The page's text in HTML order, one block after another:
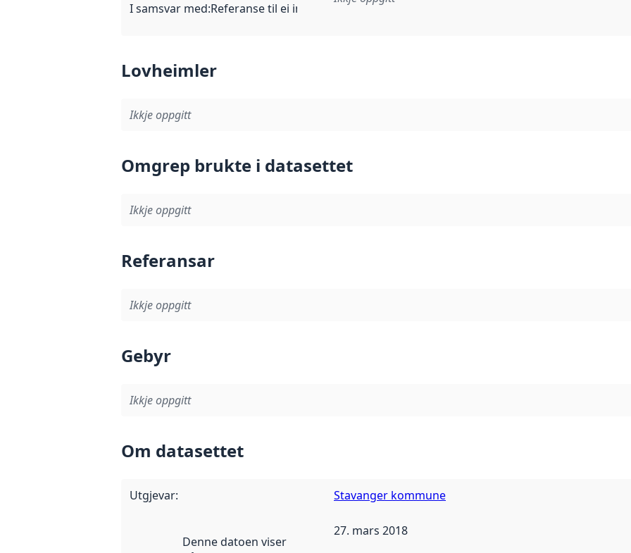
I samsvar med:Referanse til ei implementeringsregel eller anna spesifikasjon som ligg til
Lovheimler
Ikkje oppgitt
Omgrep brukte i datasettet
Ikkje oppgitt
Referansar
Ikkje oppgitt
Gebyr
Ikkje oppgitt
Om datasettet
Utgjevar: Stavanger kommune
Denne datoen viser
27. mars 2018